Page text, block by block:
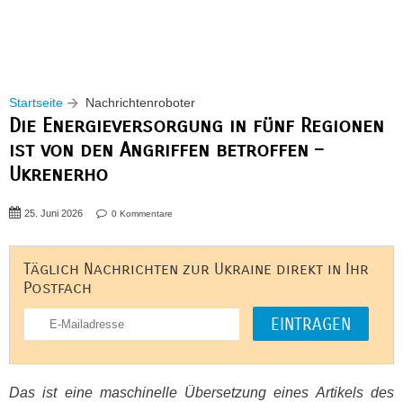
Startseite Nachrichtenroboter
Die Energieversorgung in fünf Regionen
ist von den Angriffen betroffen –
Ukrenerho
25. Juni 2026 0 Kommentare
Täglich Nachrichten zur Ukraine direkt in Ihr
Postfach
Das ist eine maschinelle Übersetzung eines Artikels des